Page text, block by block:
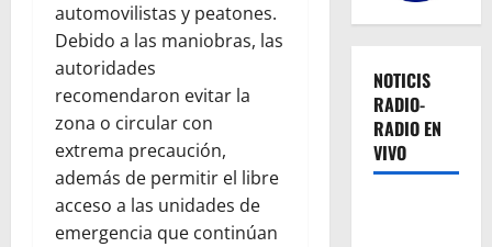
automovilistas y peatones.
Debido a las maniobras, las
autoridades
recomendaron evitar la
zona o circular con
extrema precaución,
además de permitir el libre
acceso a las unidades de
emergencia que continúan
NOTICIS
RADIO-
RADIO EN
VIVO